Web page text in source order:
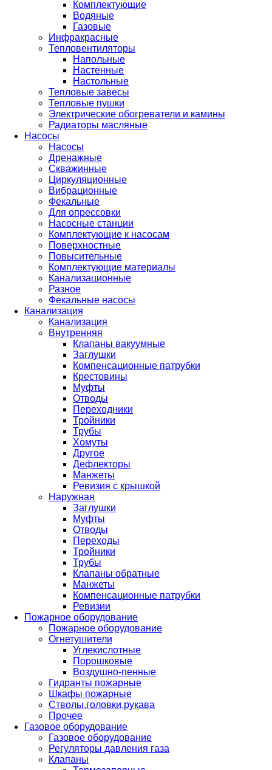
Комплектующие
Водяные
Газовые
Инфракрасные
Тепловентиляторы
Напольные
Настенные
Настольные
Тепловые завесы
Тепловые пушки
Электрические обогреватели и камины
Радиаторы масляные
Насосы
Насосы
Дренажные
Скважинные
Циркуляционные
Вибрационные
Фекальные
Для опрессовки
Насосные станции
Комплектующие к насосам
Поверхностные
Повысительные
Комплектующие материалы
Канализационные
Разное
Фекальные насосы
Канализация
Канализация
Внутренняя
Клапаны вакуумные
Заглушки
Компенсационные патрубки
Крестовины
Муфты
Отводы
Переходники
Тройники
Трубы
Хомуты
Другое
Дефлекторы
Манжеты
Ревизия с крышкой
Наружная
Заглушки
Муфты
Отводы
Переходы
Тройники
Трубы
Клапаны обратные
Манжеты
Компенсационные патрубки
Ревизии
Пожарное оборудование
Пожарное оборудование
Огнетушители
Углекислотные
Порошковые
Воздушно-пенные
Гидранты пожарные
Шкафы пожарные
Стволы,головки,рукава
Прочее
Газовое оборудование
Газовое оборудование
Регуляторы давления газа
Клапаны